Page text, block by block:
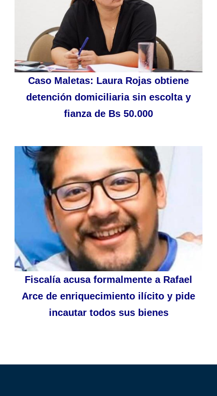
Caso Maletas: Laura Rojas obtiene
detención domiciliaria sin escolta y
fianza de Bs 50.000
Fiscalía acusa formalmente a Rafael
Arce de enriquecimiento ilícito y pide
incautar todos sus bienes